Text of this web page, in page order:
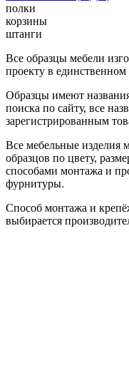
полки
корзины
штанги
Все образцы мебели
проекту в единственном
Образцы имеют
поиска по сайту, все
зарегистрированным
Все мебельные изделия
образцов по цвету,
способами монтажа и
фурнитуры.
Способ монтажа и
выбирается